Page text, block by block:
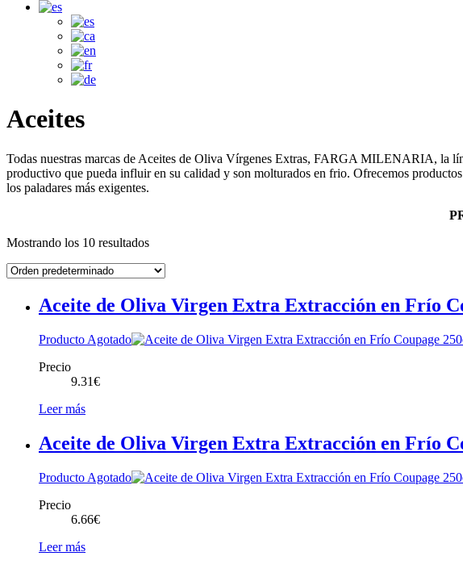
Aceites
Todas nuestras marcas de Aceites de Oliva Vírgenes Extras, FARGA MILENARIA, la
productivo que pueda influir en su calidad y son molturados en frio. Ofrecemos
los paladares más exigentes.
Mostrando los 10 resultados
Aceite de Oliva Virgen Extra Extracción en Frío
Producto Agotado
Precio
9.31€
Leer más
Aceite de Oliva Virgen Extra Extracción en Frío
Producto Agotado
Precio
6.66€
Leer más